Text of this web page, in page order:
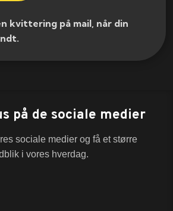
kvittering på mail, når din
på de sociale medier
sociale medier og få et større
i vores hverdag.